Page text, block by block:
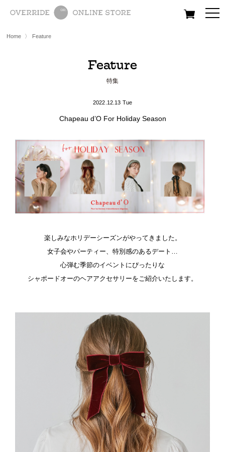
All Women Men
Home 〉 Feature
Feature
特集
2022.12.13 Tue
Chapeau d’O For Holiday Season
楽しみなホリデーシーズンがやってきました。
女子会やパーティー、特別感のあるデート…
心弾む季節のイベントにぴったりな
シャポードオーのヘアアクセサリーをご紹介いたします。